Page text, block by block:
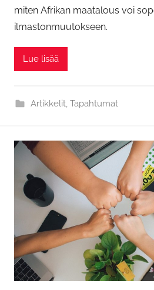
miten Afrikan maatalous voi
ilmastonmuutokseen.
Lue lisää
Artikkelit, Tapahtumat